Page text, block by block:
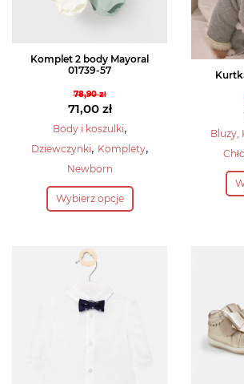
Komplet 2 body Mayoral
01739-57
78,90zł
Pierwotna
cena
wynosiła:
78,90 zł.
71,00 zł
Aktualna
cena
wynosi:
Body i koszulki,
Dziewczynki, Komplety,
Newborn
Wybierz opcje
Ten
produkt
wiele
wariantów.
można
stronie
Bluzy,